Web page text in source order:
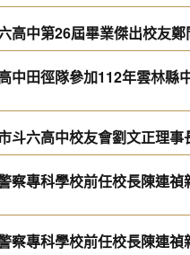
高中第26屆畢業傑出校友
中田徑隊參加112年雲林縣
斗六高中校友會劉文正理
察專科學校前任校長陳連
察專科學校前任校長陳連